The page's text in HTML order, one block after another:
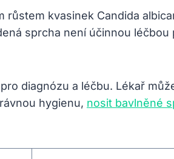
kvasinek Candida
sprcha není účinnou
diagnózu a léčbu. Lékař
hygienu, nosit bavlněné